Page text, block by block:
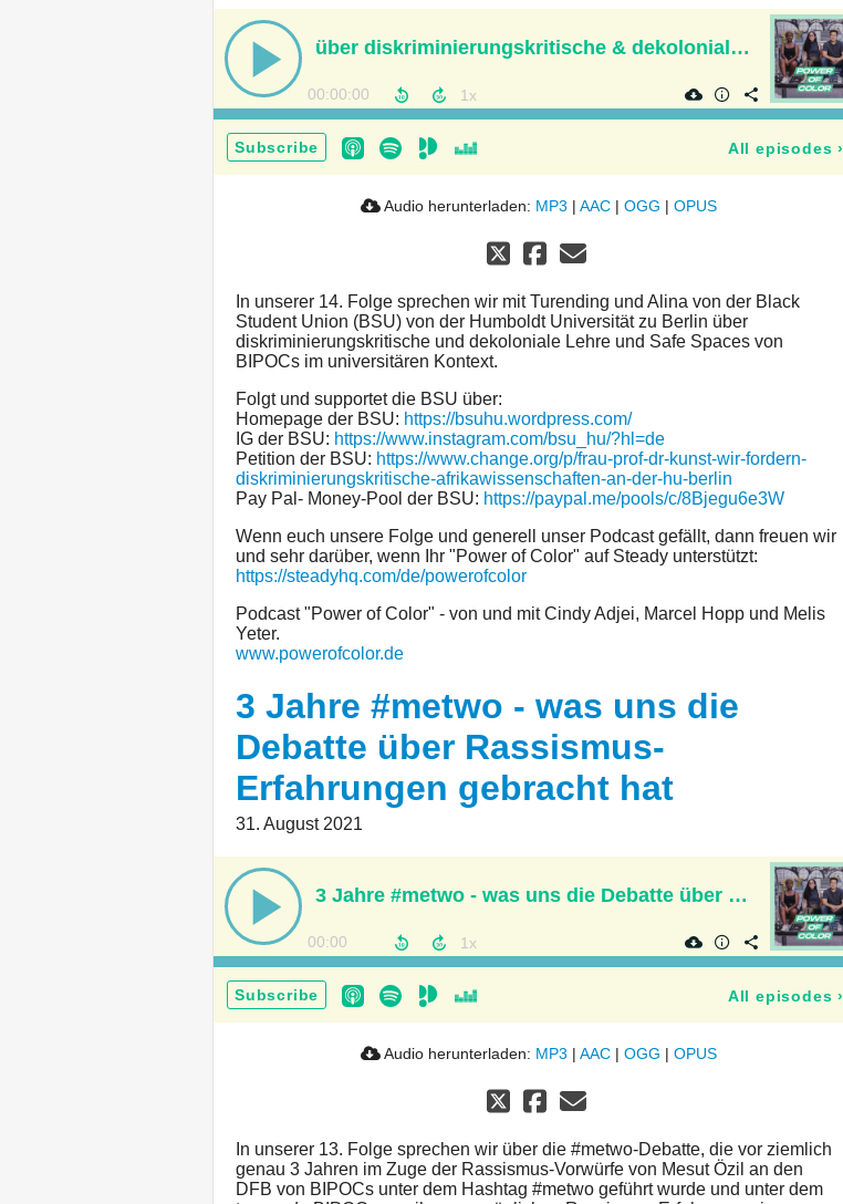
über diskriminierungskritische & dekoloniale Lehre an Universitäten - mit Turending & Alina von der Black Student Union
00:00:00
Subscribe All episodes ›
Audio herunterladen: MP3 | AAC | OGG | OPUS
In unserer 14. Folge sprechen wir mit Turending und Alina von der Black
Student Union (BSU) von der Humboldt Universität zu Berlin über
diskriminierungskritische und dekoloniale Lehre und Safe Spaces von
BIPOCs im universitären Kontext.
Folgt und supportet die BSU über:
Homepage der BSU: https://bsuhu.wordpress.com/
IG der BSU: https://www.instagram.com/bsu_hu/?hl=de
Petition der BSU: https://www.change.org/p/frau-prof-dr-kunst-wir-fordern-
diskriminierungskritische-afrikawissenschaften-an-der-hu-berlin
Pay Pal- Money-Pool der BSU: https://paypal.me/pools/c/8Bjegu6e3W
Wenn euch unsere Folge und generell unser Podcast gefällt, dann freuen wir
und sehr darüber, wenn Ihr "Power of Color" auf Steady unterstützt:
https://steadyhq.com/de/powerofcolor
Podcast "Power of Color" - von und mit Cindy Adjei, Marcel Hopp und Melis
Yeter.
www.powerofcolor.de
3 Jahre #metwo - was uns die
Debatte über Rassismus-
Erfahrungen gebracht hat
31. August 2021
3 Jahre #metwo - was uns die Debatte über Rassismus-Erfahrungen gebracht hat
00:00
Subscribe All episodes ›
Audio herunterladen: MP3 | AAC | OGG | OPUS
In unserer 13. Folge sprechen wir über die #metwo-Debatte, die vor ziemlich
genau 3 Jahren im Zuge der Rassismus-Vorwürfe von Mesut Özil an den
DFB von BIPOCs unter dem Hashtag #metwo geführt wurde und unter dem